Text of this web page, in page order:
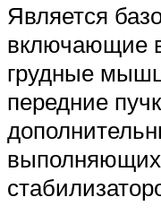
Является
включающие
грудные
передние